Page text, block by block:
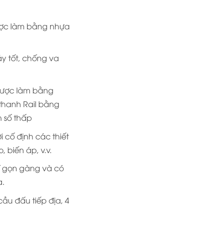
làm bằng nhựa
tốt, chống va
làm bằng
Rail bằng
số thấp
cố định các thiết
biến áp, v.v.
gọn gàng và có
đấu tiếp địa, 4